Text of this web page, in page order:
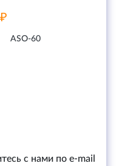
ASO-60
с нами по e-mail